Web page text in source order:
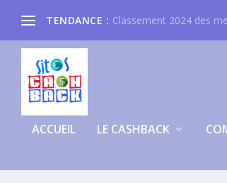
TENDANCE : Classement 2024 des
ACCUEIL LE CASHBACK